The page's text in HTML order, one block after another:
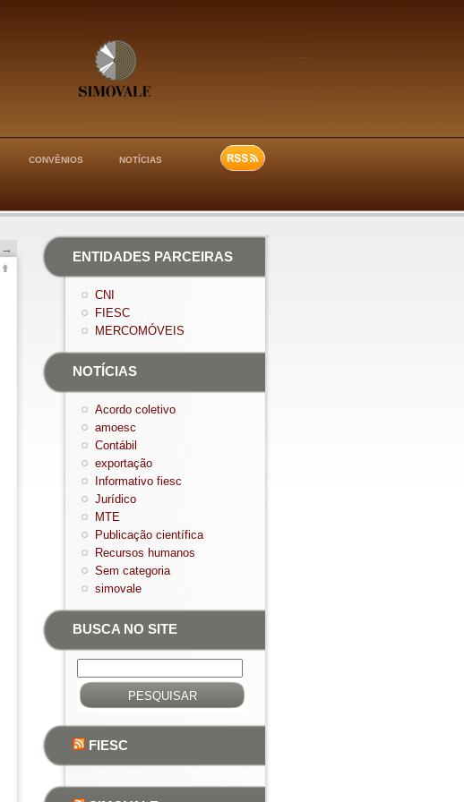
CONVÊNIOS NOTÍCIAS
→
ENTIDADES PARCEIRAS
CNI
FIESC
MERCOMÓVEIS
NOTÍCIAS
Acordo coletivo
amoesc
Contábil
exportação
Informativo fiesc
Jurídico
MTE
Publicação científica
Recursos humanos
Sem categoria
simovale
BUSCA NO SITE
por:
FIESC